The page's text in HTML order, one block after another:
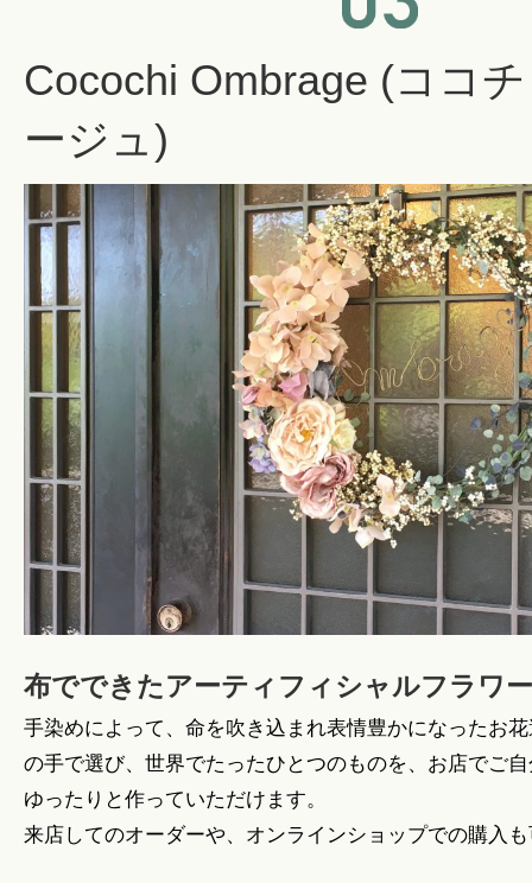
Cocochi Ombrage (ココ
ージュ)
布でできたアーティフィシャルフラワ
手染めによって、命を吹き込まれ表情豊かになったお
の手で選び、世界でたったひとつのものを、お店でご
ゆったりと作っていただけます。
来店してのオーダーや、オンラインショップでの購入